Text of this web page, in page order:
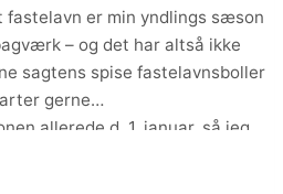
er min yndlings sæson
– og det har altså ikke
sagtens spise fastelavnsboller
gerne
allerede d. 1. januar, så jeg
som muligt inden fastelavn.